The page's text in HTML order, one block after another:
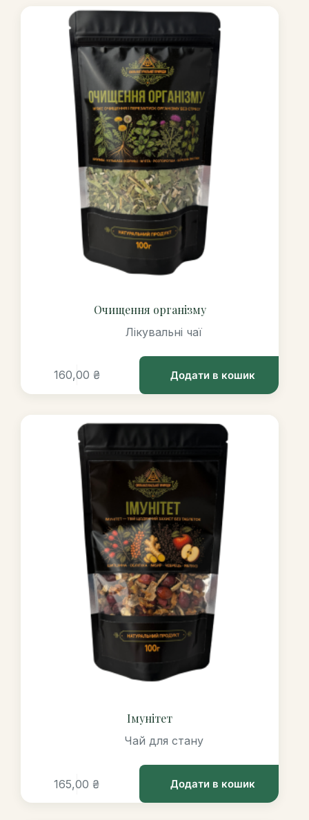
Очищення організму
Лікувальні чаї
160,00 ₴ Додати в кошик
Імунітет
Чай для стану
165,00 ₴ Додати в кошик